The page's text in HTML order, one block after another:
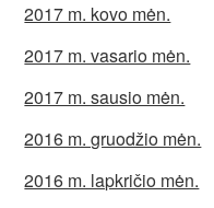
2017 m. kovo mėn.
2017 m. vasario mėn.
2017 m. sausio mėn.
2016 m. gruodžio mėn.
2016 m. lapkričio mėn.